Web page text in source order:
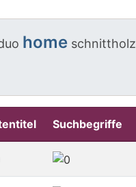
home schnittholz
Suchbegriffe